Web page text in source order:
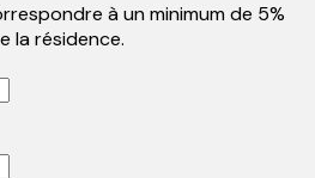
à un minimum de 5%
la résidence.